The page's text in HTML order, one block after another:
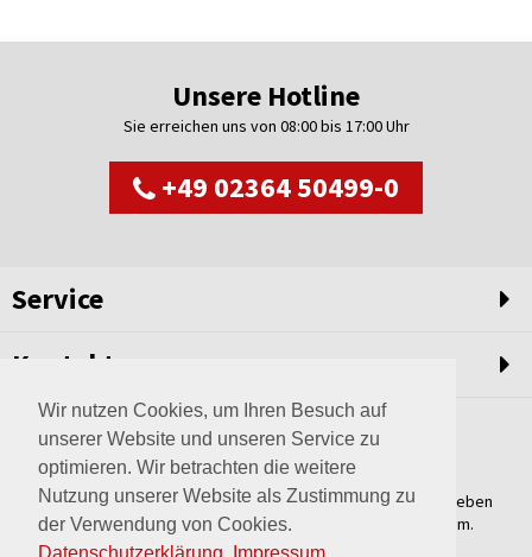
Wir nutzen Cookies, um Ihren Besuch auf
unserer Website und unseren Service zu
optimieren. Wir betrachten die weitere
Nutzung unserer Website als Zustimmung zu
der Verwendung von Cookies.
Datenschutzerklärung
Impressum
Unsere Hotline
Sie erreichen uns von 08:00 bis 17:00 Uhr
+49 02364 50499-0
Service
Kontakt
Weltweit setzen wir unsere Erfahrungswerte und unser Streben
nach innovativen Lösungen in unvergleichliche Anlagen um.
Erfahren Sie mehr über uns.